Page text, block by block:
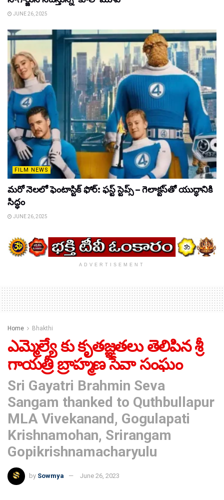
JUNE 26, 2025
FILM NEWS
మరో నెలలో ఫెంటాస్టిక్ ఫోర్: ఫస్ట్ స్టెప్స్ – గెలాక్టస్‌తో యుద్ధానికి
సిద్ధం
JUNE 26, 2025
ADVERTISEMENT
Home Bhakthi
ఎమ్మెల్యే కు కృతజ్ఞతలు తెలిపిన శ్రీ
గాయత్రీ బ్రాహ్మణ సేవా సంఘం
Sri Gayatri Brahmin Seva
Sangam thanked to Quthbullapur
MLA Vivekanand, Gogulapati
Krishnamohan, Srirangam
Gopikrishnamacharyulu
by Sowmya June 26, 2023